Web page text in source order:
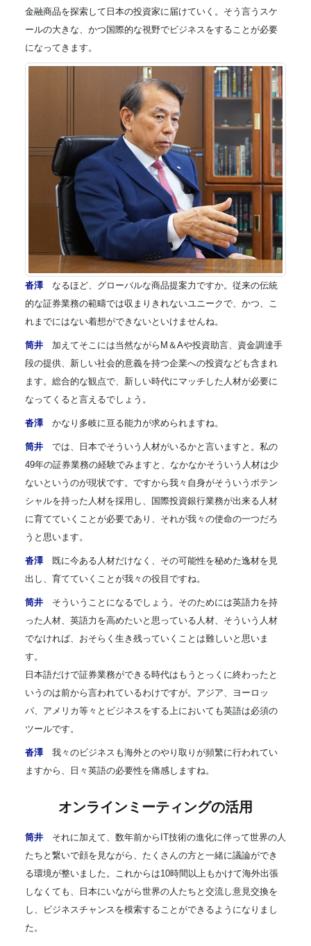
金融商品を探索して日本の投資家に届けていく。そう言うスケ
ールの大きな、かつ国際的な視野でビジネスをすることが必要
になってきます。
沓澤なるほど、グローバルな商品提案力ですか。従来の伝統
的な証券業務の範疇では収まりきれないユニークで、かつ、こ
れまでにはない着想ができないといけませんね。
筒井 加えてそこには当然ながらM＆Aや投資助言、資金調達手
段の提供、新しい社会的意義を持つ企業への投資なども含まれ
ます。総合的な観点で、新しい時代にマッチした人材が必要に
なってくると言えるでしょう。
沓澤かなり多岐に亘る能力が求められますね。
筒井 では、日本でそういう人材がいるかと言いますと。私の
49年の証券業務の経験でみますと、なかなかそういう人材は少
ないというのが現状です。ですから我々自身がそういうポテン
シャルを持った人材を採用し、国際投資銀行業務が出来る人材
に育てていくことが必要であり、それが我々の使命の一つだろ
うと思います。
沓澤既に今ある人材だけなく、その可能性を秘めた逸材を見
出し、育てていくことが我々の役目ですね。
筒井 そういうことになるでしょう。そのためには英語力を持
った人材、英語力を高めたいと思っている人材、そういう人材
でなければ、おそらく生き残っていくことは難しいと思いま
す。
日本語だけで証券業務ができる時代はもうとっくに終わったと
いうのは前から言われているわけですが。アジア、ヨーロッ
パ、アメリカ等々とビジネスをする上においても英語は必須の
ツールです。
沓澤我々のビジネスも海外とのやり取りが頻繁に行われてい
ますから、日々英語の必要性を痛感しますね。
オンラインミーティングの活用
筒井 それに加えて、数年前からIT技術の進化に伴って世界の人
たちと繋いで顔を見ながら、たくさんの方と一緒に議論ができ
る環境が整いました。これからは10時間以上もかけて海外出張
しなくても、日本にいながら世界の人たちと交流し意見交換を
し、ビジネスチャンスを模索することができるようになりまし
た。